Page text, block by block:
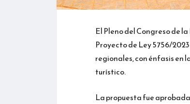
El Pleno del Congreso de
Proyecto de Ley 5756/
regionales, con énfasis en
turístico.
La propuesta fue